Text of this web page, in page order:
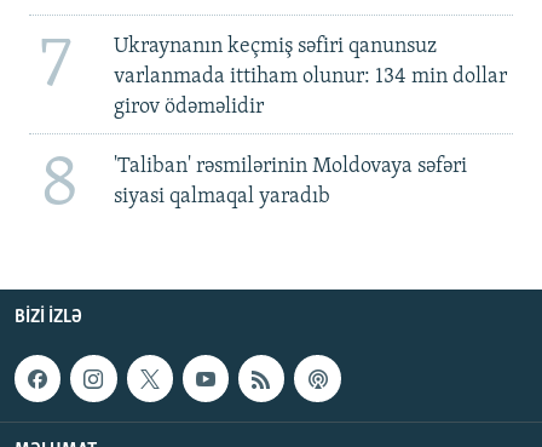
7
Ukraynanın keçmiş səfiri qanunsuz
varlanmada ittiham olunur: 134 min dollar
girov ödəməlidir
8
'Taliban' rəsmilərinin Moldovaya səfəri
siyasi qalmaqal yaradıb
BIZI IZLƏ